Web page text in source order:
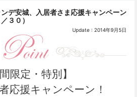
ンデ安城、入居者さま応援キャンペーン
３０）
Update : 2014年9月5日
間限定・特別】
応援キャンペーン！